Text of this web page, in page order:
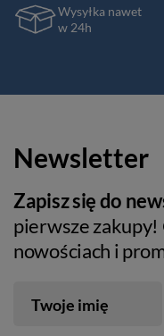
Wysyłka nawet
w 24h
Newsletter
Zapisz się do
pierwsze
nowościach i
Twoje imię